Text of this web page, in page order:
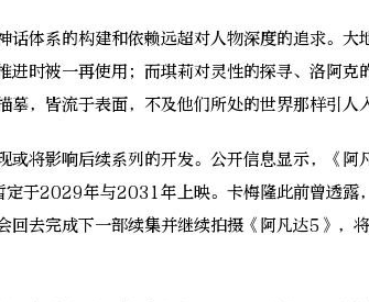
体系的构建和依赖远超对人物深度的追求。大
进时被一再使用；而琪莉对灵性的探寻、洛阿克
摹，皆流于表面，不及他们所处的世界那样引人
将影响后续系列的开发。公开信息显示，《阿
定于2029年与2031年上映。卡梅隆此前曾透露
回去完成下一部续集并继续拍摄《阿凡达5》，